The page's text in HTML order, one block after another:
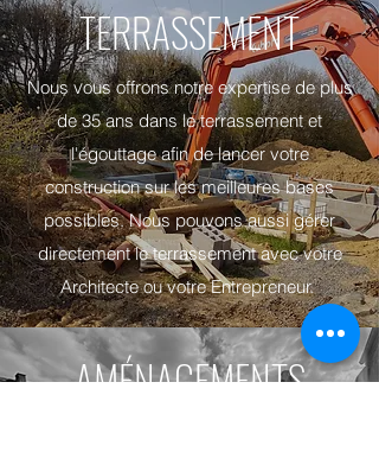
TERRASSEMENT
Nous vous offrons notre expertise de plus
de 35 ans dans le terrassement et
l'égouttage afin de lancer votre
construction sur les meilleures bases
possibles. Nous pouvons aussi gérer
directement le terrassement avec votre
Architecte ou votre Entrepreneur.
AMÉNAGEMENTS